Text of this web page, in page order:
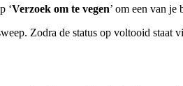
‘Verzoek om te vegen’ om een van je
Zodra de status op voltooid staat